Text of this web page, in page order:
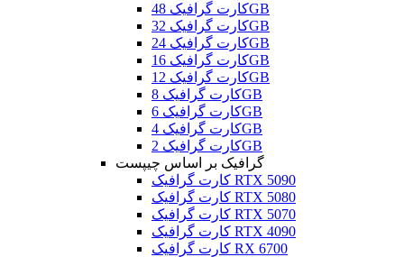
کارت گرافیک 48GB
کارت گرافیک 32GB
کارت گرافیک 24GB
کارت گرافیک 16GB
کارت گرافیک 12GB
کارت گرافیک 8GB
کارت گرافیک 6GB
کارت گرافیک 4GB
کارت گرافیک 2GB
گرافیک بر اساس چیپست
کارت گرافیک RTX 5090
کارت گرافیک RTX 5080
کارت گرافیک RTX 5070
کارت گرافیک RTX 4090
کارت گرافیک RX 6700